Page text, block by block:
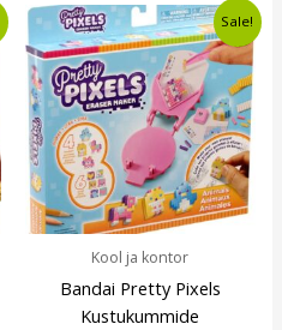
Sale!
Kool ja kontor
Bandai Pretty Pixels
Kustukummide
Algne
hind
oli:
€9,50.
Current
price
is:
€6,49.